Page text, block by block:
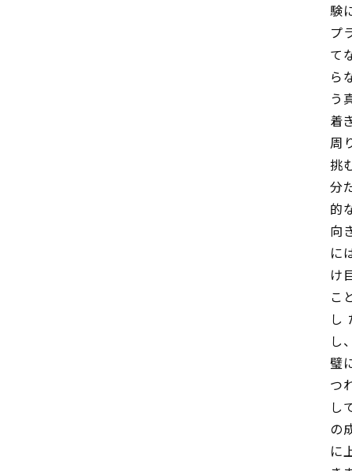
験
プ
て
ら
う
着
周
挑
分
的
向
に
け
こ
し
し
璧
つ
し
の
に